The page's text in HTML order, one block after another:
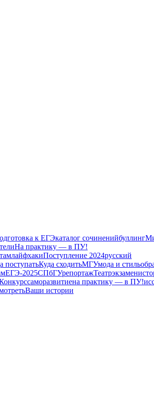
к ЕГЭкаталог сочиненийбуллинг
На практику — в ПУ!
лайфхакиПоступление 2024русский
поступатьКуда сходитьМГУмода и стиль
ЕГЭ-2025СПбГУрепортажТеатрэкзамен
саморазвитиена практику — в ПУ!
Ваши истории